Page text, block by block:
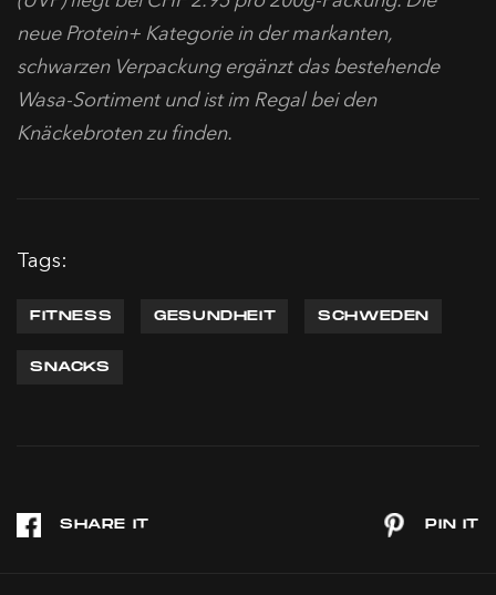
neue Protein+ Kategorie in der markanten,
schwarzen Verpackung ergänzt das bestehende
Wasa‑Sortiment und ist im Regal bei den
Knäckebroten zu finden.
Tags:
FITNESS GESUNDHEIT SCHWEDEN
SNACKS